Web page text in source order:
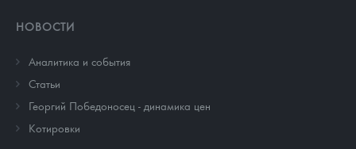
НОВОСТИ
Аналитика и события
Cтатьи
Георгий Победоносец - динамика цен
Котировки